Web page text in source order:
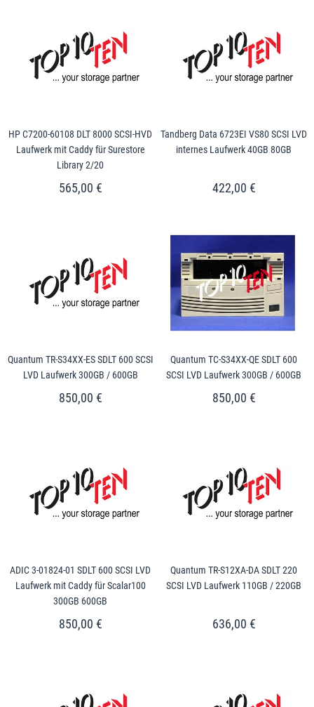
HP C7200-60108 DLT 8000 SCSI-HVD
Laufwerk mit Caddy für Surestore
Library 2/20
565,00 €
Tandberg Data 6723EI VS80 SCSI LVD
internes Laufwerk 40GB 80GB
422,00 €
Quantum TR-S34XX-ES SDLT 600 SCSI
LVD Laufwerk 300GB / 600GB
850,00 €
Quantum TC-S34XX-QE SDLT 600
SCSI LVD Laufwerk 300GB / 600GB
850,00 €
ADIC 3-01824-01 SDLT 600 SCSI LVD
Laufwerk mit Caddy für Scalar100
300GB 600GB
850,00 €
Quantum TR-S12XA-DA SDLT 220
SCSI LVD Laufwerk 110GB / 220GB
636,00 €